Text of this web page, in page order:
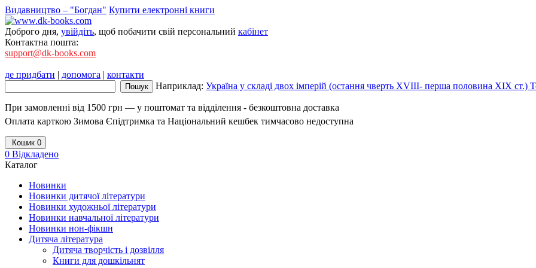
Видавництво – "Богдан" Купити електронні книги
Доброго дня, увійдіть, щоб побачити свій персональний кабінет
Контактна пошта:
support@dk-books.com
де придбати | допомога | контакти
Наприклад: Україна у складі двох імперій (остання чверть XVIII- перша половина ХІХ ст.)
При замовленні від 1500 грн — у поштомат та відділення - безкоштовна доставка
Оплата карткою Зимова Єпідтримка та Національний кешбек тимчасово недоступна
Кошик 0
0 Відкладено
Каталог
Новинки
Новинки дитячої літератури
Новинки художньої літератури
Новинки навчальної літератури
Новинки нон-фікшн
Дитяча література
Дитяча творчість і дозвілля
Книги для дошкільнят